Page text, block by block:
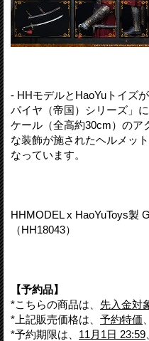
- HHモデルとHaoYuトイズ
パイヤ（帝国）シリーズ」
ケール（全高約30cm）のア
な装飾が施されたヘルメッ
なっています。
HHMODEL x HaoYuToys製
（HH18043）
【予約品】
*こちらの商品は、 先入金対
*上記販売価格は、 予約特価
*予約期限は、 11月1日 23:59